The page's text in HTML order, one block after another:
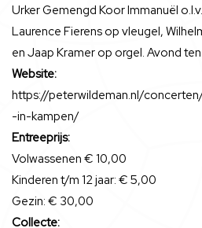
Urker Gemengd Koor Immanuël
Laurence Fierens op vleugel,
en Jaap Kramer op orgel. Avond
Website:
https://peterwildeman.nl/
-in-kampen/
Entreeprijs:
Volwassenen € 10,00
Kinderen t/m 12 jaar: € 5,00
Gezin: € 30,00
Collecte: